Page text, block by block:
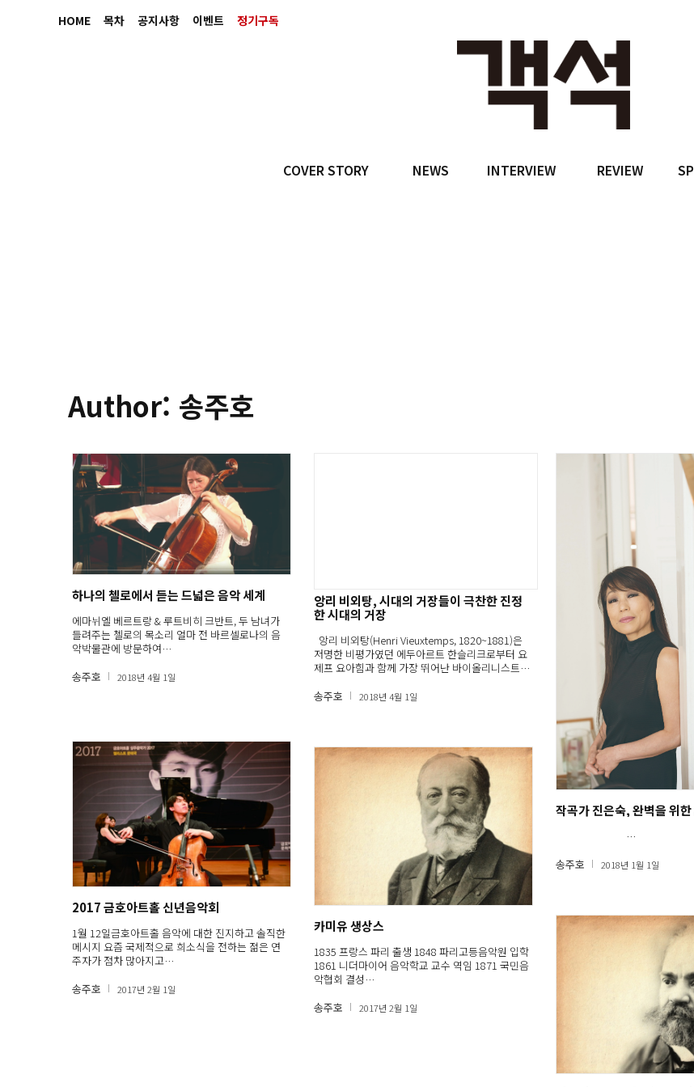
HOME 목차 공지사항 이벤트 정기구독
COVER STORY NEWS INTERVIEW REVIEW
Author: 송주호
하나의 첼로에서 듣는 드넓은 음악 세계
에마뉘엘 베르트랑 & 루트비히 크반트, 두 남녀가
들려주는 첼로의 목소리 얼마 전 바르셀로나의 음
악박물관에 방문하여…
송주호
2018년 4월 1일
앙리 비외탕, 시대의 거장들이 극찬한 진정
한 시대의 거장
앙리 비외탕(Henri Vieuxtemps, 1820~1881)은
저명한 비평가였던 에두아르트 한슬리크로부터 요
제프 요아힘과 함께 가장 뛰어난 바이올리니스트
송주호
2018년 4월 1일
작곡가 진은숙, 완벽을 위
…
송주호
2018년 1월 1일
2017 금호아트홀 신년음악회
1월 12일금호아트홀 음악에 대한 진지하고 솔직한
메시지 요즘 국제적으로 희소식을 전하는 젊은 연
주자가 점차 많아지고…
송주호
2017년 2월 1일
카미유 생상스
1835 프랑스 파리 출생 1848 파리고등음악원 입학
1861 니더마이어 음악학교 교수 역임 1871 국민음
악협회 결성…
송주호
2017년 2월 1일